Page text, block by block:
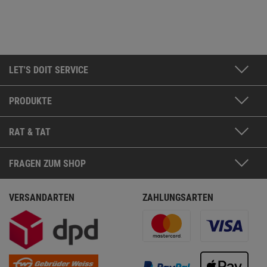
LET'S DOIT SERVICE
PRODUKTE
RAT & TAT
FRAGEN ZUM SHOP
VERSANDARTEN ZAHLUNGSARTEN